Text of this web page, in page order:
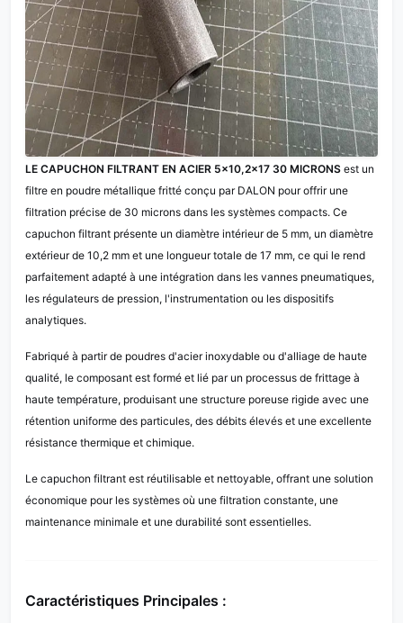
LE CAPUCHON FILTRANT EN ACIER 5×10,2×17 30 MICRONS est un
filtre en poudre métallique fritté conçu par DALON pour offrir une
filtration précise de 30 microns dans les systèmes compacts. Ce
capuchon filtrant présente un diamètre intérieur de 5 mm, un diamètre
extérieur de 10,2 mm et une longueur totale de 17 mm, ce qui le rend
parfaitement adapté à une intégration dans les vannes pneumatiques,
les régulateurs de pression, l'instrumentation ou les dispositifs
analytiques.
Fabriqué à partir de poudres d'acier inoxydable ou d'alliage de haute
qualité, le composant est formé et lié par un processus de frittage à
haute température, produisant une structure poreuse rigide avec une
rétention uniforme des particules, des débits élevés et une excellente
résistance thermique et chimique.
Le capuchon filtrant est réutilisable et nettoyable, offrant une solution
économique pour les systèmes où une filtration constante, une
maintenance minimale et une durabilité sont essentielles.
Caractéristiques Principales :